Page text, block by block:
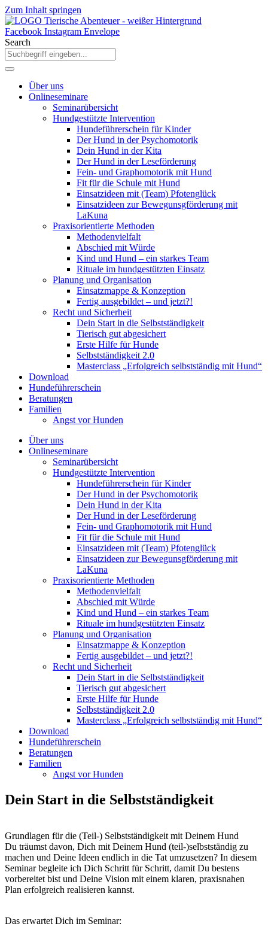
Zum Inhalt springen
Facebook Instagram Envelope
Search
Über uns
Onlineseminare
Seminarübersicht
Hundgestützte Intervention
Hundeführerschein für Kinder
Der Hund in der Psychomotorik
Dein Hund in der Kita
Der Hund in der Leseförderung
Fein- und Graphomotorik mit Hund
Fit für die Schule mit Hund
Einsatzideen mit (Team) Pfotenglück
Einsatzideen zur Bewegunsgförderung mit
LaKuna
Praxisorientierte Methoden
Methodenvielfalt
Abschied mit Würde
Kind und Hund – ein starkes Team
Rituale im hundgestützten Einsatz
Planung und Organisation
Einsatzmappe & Konzeption
Fertig ausgebildet – und jetzt?!
Recht und Sicherheit
Dein Start in die Selbstständigkeit
Tierisch gut abgesichert
Erste Hilfe für Hunde
Selbstständigkeit 2.0
Masterclass „Erfolgreich selbstständig mit Hund“
Download
Hundeführerschein
Beratungen
Familien
Angst vor Hunden
Über uns
Onlineseminare
Seminarübersicht
Hundgestützte Intervention
Hundeführerschein für Kinder
Der Hund in der Psychomotorik
Dein Hund in der Kita
Der Hund in der Leseförderung
Fein- und Graphomotorik mit Hund
Fit für die Schule mit Hund
Einsatzideen mit (Team) Pfotenglück
Einsatzideen zur Bewegunsgförderung mit
LaKuna
Praxisorientierte Methoden
Methodenvielfalt
Abschied mit Würde
Kind und Hund – ein starkes Team
Rituale im hundgestützten Einsatz
Planung und Organisation
Einsatzmappe & Konzeption
Fertig ausgebildet – und jetzt?!
Recht und Sicherheit
Dein Start in die Selbstständigkeit
Tierisch gut abgesichert
Erste Hilfe für Hunde
Selbstständigkeit 2.0
Masterclass „Erfolgreich selbstständig mit Hund“
Download
Hundeführerschein
Beratungen
Familien
Angst vor Hunden
Dein Start in die Selbstständigkeit
Grundlagen für die (Teil-) Selbstständigkeit mit Deinem Hund
Du träumst davon, Dich mit Deinem Hund (teil-)selbstständig zu
machen und Deine Ideen endlich in die Tat umzusetzen? In diesem
Seminar begleite ich Dich Schritt für Schritt, damit Du bestens
vorbereitet bist und Deine Vision mit einem klaren, praxisnahen
Plan erfolgreich realisieren kannst.
Das erwartet Dich im Seminar: